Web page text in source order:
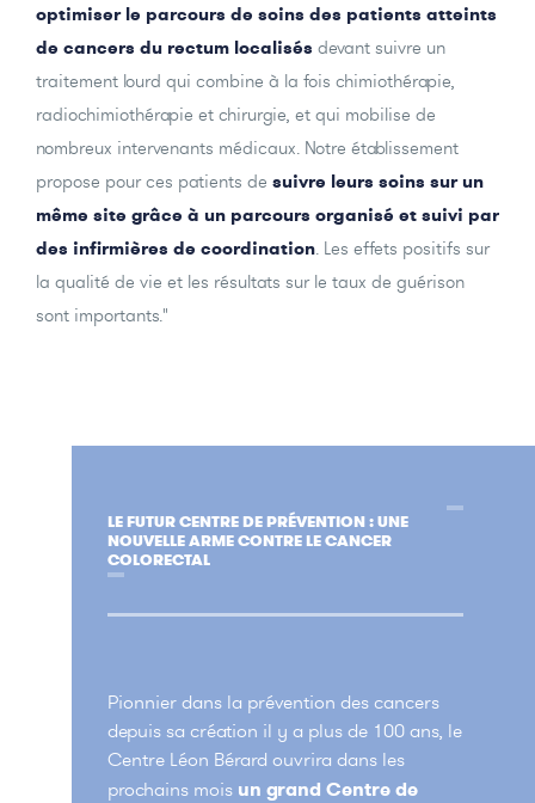
optimiser le parcours de soins des patients atteints
de cancers du rectum localisés devant suivre un
traitement lourd qui combine à la fois chimiothérapie,
radiochimiothérapie et chirurgie, et qui mobilise de
nombreux intervenants médicaux. Notre établissement
propose pour ces patients de suivre leurs soins sur un
même site grâce à un parcours organisé et suivi par
des infirmières de coordination. Les effets positifs sur
la qualité de vie et les résultats sur le taux de guérison
sont importants."
LE FUTUR CENTRE DE PRÉVENTION : UNE
NOUVELLE ARME CONTRE LE CANCER
COLORECTAL
Pionnier dans la prévention des cancers
depuis sa création il y a plus de 100 ans, le
Centre Léon Bérard ouvrira dans les
prochains mois un grand Centre de